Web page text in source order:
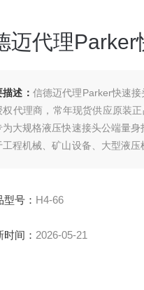
迈代理Parker
述： 信德迈代理Parker快速
权代理商，常年现货供应原装
为大规格液压快速接头公端量
工程机械、矿山设备、大型液
型号： H4-66
时间： 2026-05-21